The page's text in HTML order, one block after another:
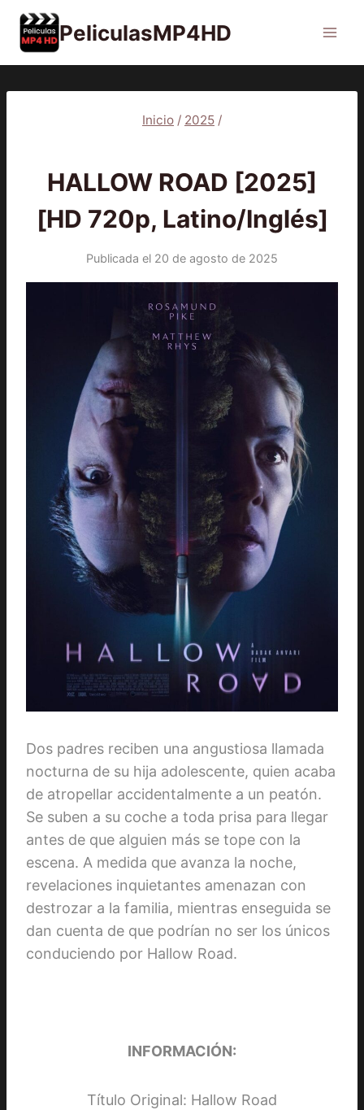
Saltar
contenido
PeliculasMP4HD
Inicio / 2025 /
HALLOW ROAD [2025]
[HD 720p, Latino/Inglés]
Publicada el 20 de agosto de 2025
Dos padres reciben una angustiosa llamada
nocturna de su hija adolescente, quien acaba
de atropellar accidentalmente a un peatón.
Se suben a su coche a toda prisa para llegar
antes de que alguien más se tope con la
escena. A medida que avanza la noche,
revelaciones inquietantes amenazan con
destrozar a la familia, mientras enseguida se
dan cuenta de que podrían no ser los únicos
conduciendo por Hallow Road.
INFORMACIÓN:
Título Original: Hallow Road